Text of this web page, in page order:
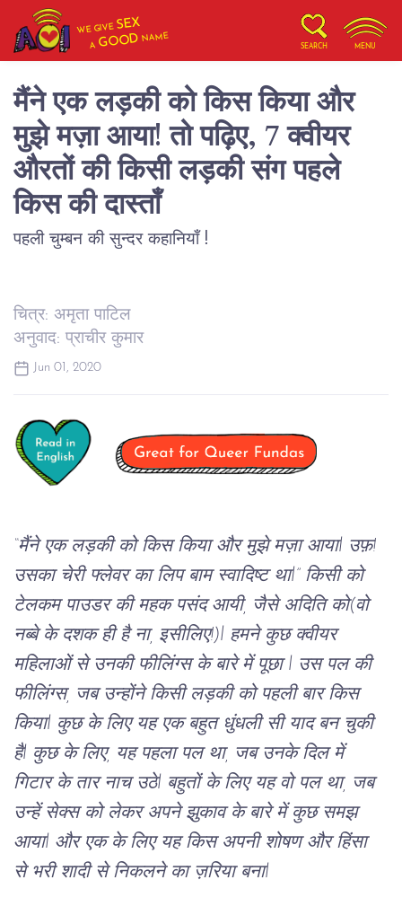
WE GIVESEX
AGOOD NAME
SEARCH MENU
मैंने एक लड़की को किस किया और
मुझे मज़ा आया! तो पढ़िए, 7 क्वीयर
औरतों की किसी लड़की संग पहले
किस की दास्ताँ
पहली चुम्बन की सुन्दर कहानियाँ !
चित्र: अमृता पाटिल
अनुवाद: प्राचीर कुमार
Jun 01, 2020
“मैंने एक लड़की को किस किया और मुझे मज़ा आयाl उफ़!
उसका चेरी फ्लेवर का लिप बाम स्वादिष्ट थाl” किसी को
टेलकम पाउडर की महक पसंद आयी, जैसे अदिति को(वो
नब्बे के दशक ही है ना, इसीलिए!)l हमने कुछ क्वीयर
महिलाओं से उनकी फीलिंग्स के बारे में पूछा l उस पल की
फीलिंग्स, जब उन्होंने किसी लड़की को पहली बार किस
कियाl कुछ के लिए यह एक बहुत धुंधली सी याद बन चुकी
हैl कुछ के लिए, यह पहला पल था, जब उनके दिल में
गिटार के तार नाच उठेl बहुतों के लिए यह वो पल था, जब
उन्हें सेक्स को लेकर अपने झुकाव के बारे में कुछ समझ
आयाl और एक के लिए यह किस अपनी शोषण और हिंसा
से भरी शादी से निकलने का ज़रिया बनाl